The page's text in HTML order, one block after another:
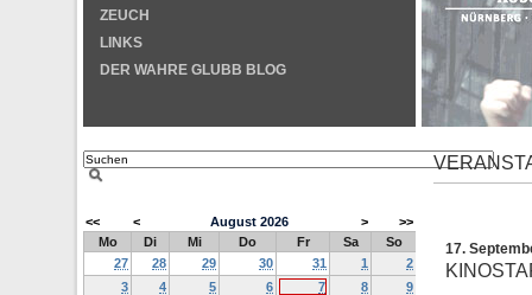
ZEUCH
LINKS
DER WAHRE GLUBB BLOG
<< < August 2026 >
>>
Mo
Di Mi Do Fr Sa
So
27
28 29 30 31 1
2
3
4 5 6 7 8
9
17.